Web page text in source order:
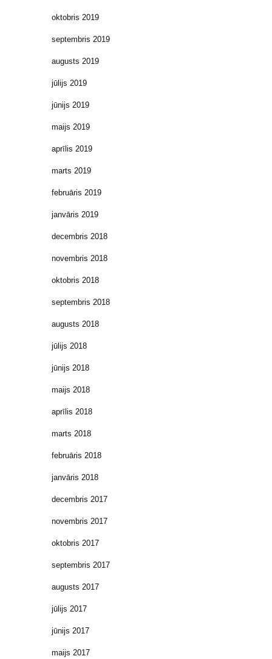
oktobris 2019
septembris 2019
augusts 2019
jūlijs 2019
jūnijs 2019
maijs 2019
aprīlis 2019
marts 2019
februāris 2019
janvāris 2019
decembris 2018
novembris 2018
oktobris 2018
septembris 2018
augusts 2018
jūlijs 2018
jūnijs 2018
maijs 2018
aprīlis 2018
marts 2018
februāris 2018
janvāris 2018
decembris 2017
novembris 2017
oktobris 2017
septembris 2017
augusts 2017
jūlijs 2017
jūnijs 2017
maijs 2017